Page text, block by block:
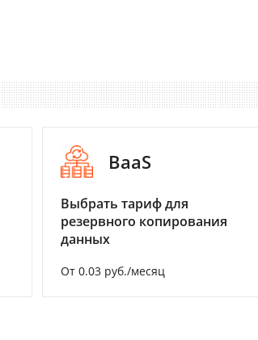
BaaS
Выбрать тариф для
резервного копирования
данных
От 0.03 руб./месяц